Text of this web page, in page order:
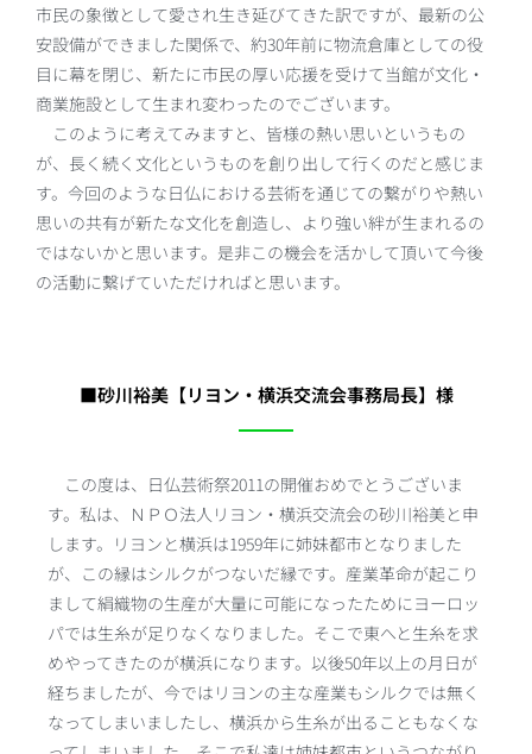
市民の象徴として愛され生き延びてきた訳ですが、最新の公
安設備ができました関係で、約30年前に物流倉庫としての役
目に幕を閉じ、新たに市民の厚い応援を受けて当館が文化・
商業施設として生まれ変わったのでございます。
このように考えてみますと、皆様の熱い思いというもの
が、長く続く文化というものを創り出して行くのだと感じま
す。今回のような日仏における芸術を通じての繋がりや熱い
思いの共有が新たな文化を創造し、より強い絆が生まれるの
ではないかと思います。是非この機会を活かして頂いて今後
の活動に繋げていただければと思います。
■砂川裕美【リヨン・横浜交流会事務局長】様
この度は、日仏芸術祭2011の開催おめでとうございま
す。私は、ＮＰＯ法人リヨン・横浜交流会の砂川裕美と申
します。リヨンと横浜は1959年に姉妹都市となりました
が、この縁はシルクがつないだ縁です。産業革命が起こり
まして絹織物の生産が大量に可能になったためにヨーロッ
パでは生糸が足りなくなりました。そこで東へと生糸を求
めやってきたのが横浜になります。以後50年以上の月日が
経ちましたが、今ではリヨンの主な産業もシルクでは無く
なってしまいましたし、横浜から生糸が出ることもなくな